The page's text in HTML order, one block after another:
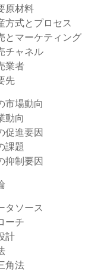
原材料
方式とプロセス
とマーケティング
チャネル
業者
先
市場動向
動向
促進要因
課題
抑制要因
タソース
ーチ
計
角法